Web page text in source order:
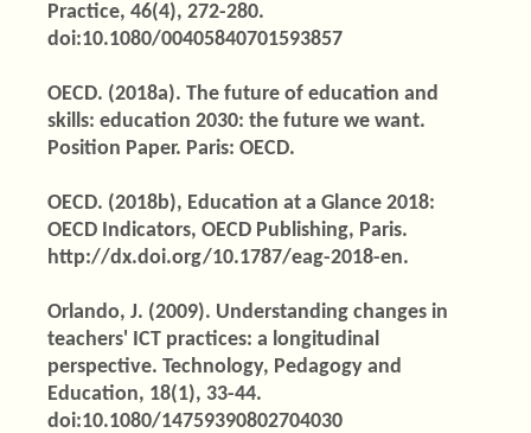
Practice, 46(4), 272-280.
doi:10.1080/00405840701593857
OECD. (2018a). The future of education and
skills: education 2030: the future we want.
Position Paper. Paris: OECD.
OECD. (2018b), Education at a Glance 2018:
OECD Indicators, OECD Publishing, Paris.
http://dx.doi.org/10.1787/eag-2018-en.
Orlando, J. (2009). Understanding changes in
teachers' ICT practices: a longitudinal
perspective. Technology, Pedagogy and
Education, 18(1), 33-44.
doi:10.1080/14759390802704030